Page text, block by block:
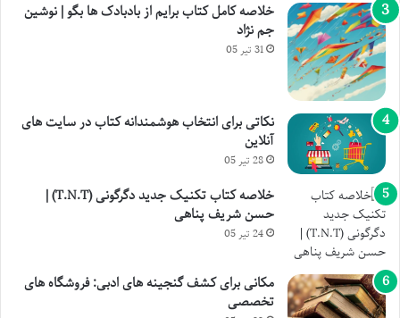
خلاصه کامل کتاب برایم از بادبادک ها بگو | نوشین
جم نژاد
31 تیر 05
نکاتی برای انتخاب هوشمندانه کتاب در سایت های
آنلاین
28 تیر 05
خلاصه کتاب تکنیک جدید دگرگونی (T.N.T) |
حسن شریف پناهی
24 تیر 05
مکانی برای کشف گنجینه های ادبی: فروشگاه های
تخصصی